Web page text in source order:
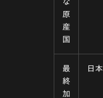
原
産
国
最
終
加
日本